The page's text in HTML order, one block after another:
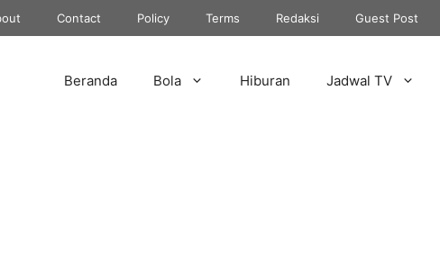
Contact Policy Terms Redaksi Guest Post
Beranda Bola Hiburan Jadwal TV